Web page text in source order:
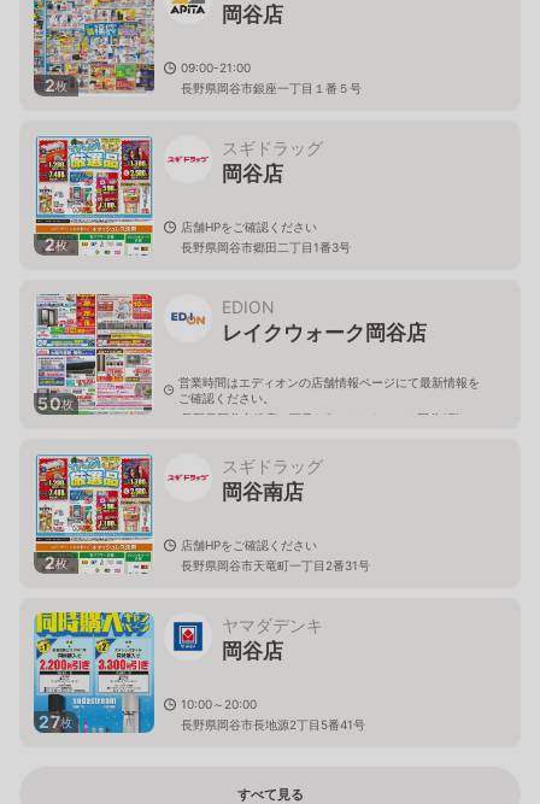
2枚
岡谷店
09:00-21:00
長野県岡谷市銀座一丁目１番５号
2枚
スギドラッグ
岡谷店
店舗HPをご確認ください
長野県岡谷市郷田二丁目1番3号
50枚
EDION
レイクウォーク岡谷店
営業時間はエディオンの店舗情報ページにて最新情報を
ご確認ください。
長野県岡谷市銀座一丁目1-5レイクウォーク岡谷3階
2枚
スギドラッグ
岡谷南店
店舗HPをご確認ください
長野県岡谷市天竜町一丁目2番31号
27枚
ヤマダデンキ
岡谷店
10:00～20:00
長野県岡谷市長地源2丁目5番41号
すべて見る